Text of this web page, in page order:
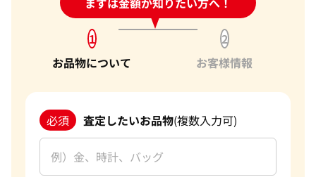
いります。バッグ以外にも貴金属や時計などのご売却をお考え
の際は、ぜひ「おたからや」をご利用ください。お客様の大
切なお品物を最良の価格でお取引できるよう、査定員一同、
ご満足いただける買取を提供してまいります。
改めて、この度はご利用いただき、誠にありがとうございまし
た。お客様のまたのご利用を心よりお待ち申し上げておりま
おたからやのブランド買取査定
ブランド品買取専門査定員
1
お品物について
2
お客様情報
必須 査定したいお品物(複数入力可)